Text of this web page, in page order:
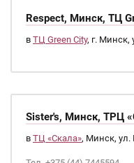
Respect, Минск, ТЦ
в ТЦ Green City, г. Минск,
Sister's, Минск, ТРЦ
в ТЦ «Скала», Минск, ул.